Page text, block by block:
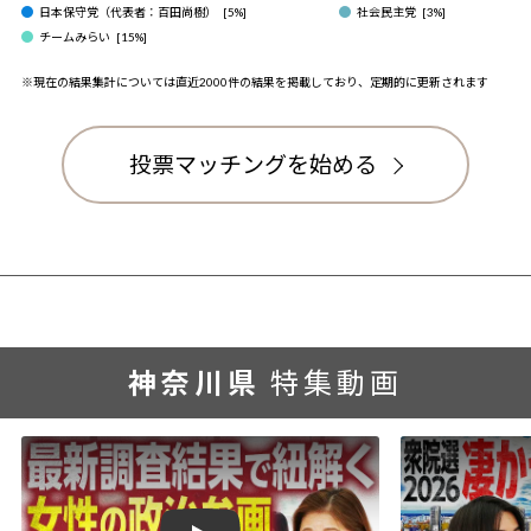
日本保守党（代表者：百田尚樹）
[5%] 社会民主党 [3%]
チームみらい [15%]
※現在の結果集計については直近2000件の結果を掲載しており、定期的に更新されます
投票マッチングを始める
神奈川県 特集動画